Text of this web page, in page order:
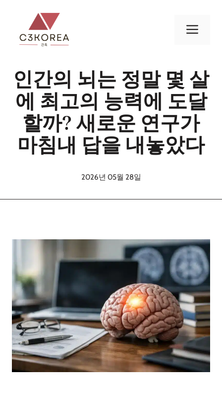
메
인간의 뇌는 정말 몇 살
에 최고의 능력에 도달
할까? 새로운 연구가
마침내 답을 내놓았다
2026년 05월 28일